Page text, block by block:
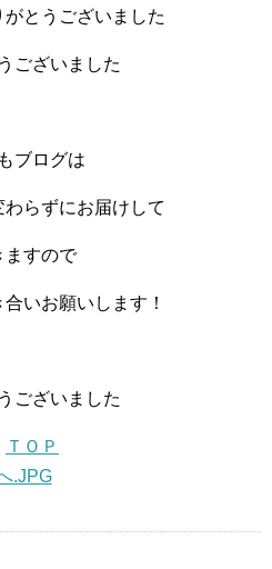
とうございました
ございました
ブログは
らずにお届けして
ますので
いお願いします！
ございました